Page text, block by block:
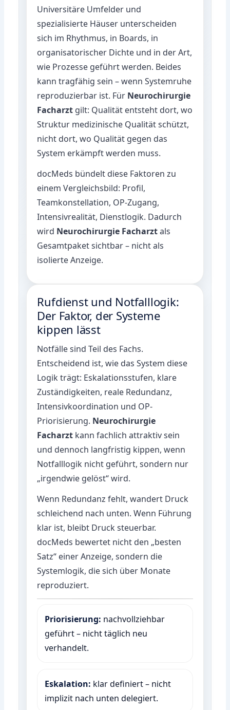
Universitäre Umfelder und
spezialisierte Häuser unterscheiden
sich im Rhythmus, in Boards, in
organisatorischer Dichte und in der Art,
wie Prozesse geführt werden. Beides
kann tragfähig sein – wenn Systemruhe
reproduzierbar ist. Für Neurochirurgie
Facharzt gilt: Qualität entsteht dort, wo
Struktur medizinische Qualität schützt,
nicht dort, wo Qualität gegen das
System erkämpft werden muss.
docMeds bündelt diese Faktoren zu
einem Vergleichsbild: Profil,
Teamkonstellation, OP-Zugang,
Intensivrealität, Dienstlogik. Dadurch
wird Neurochirurgie Facharztals
Gesamtpaket sichtbar – nicht als
isolierte Anzeige.
Rufdienst und Notfalllogik:
Der Faktor, der Systeme
kippen lässt
Notfälle sind Teil des Fachs.
Entscheidend ist, wie das System diese
Logik trägt: Eskalationsstufen, klare
Zuständigkeiten, reale Redundanz,
Intensivkoordination und OP-
Priorisierung. Neurochirurgie
Facharzt kann fachlich attraktiv sein
und dennoch langfristig kippen, wenn
Notfalllogik nicht geführt, sondern nur
„irgendwie gelöst“ wird.
Wenn Redundanz fehlt, wandert Druck
schleichend nach unten. Wenn Führung
klar ist, bleibt Druck steuerbar.
docMeds bewertet nicht den „besten
Satz“ einer Anzeige, sondern die
Systemlogik, die sich über Monate
reproduziert.
Priorisierung: nachvollziehbar
geführt – nicht täglich neu
verhandelt.
Eskalation: klar definiert – nicht
implizit nach unten delegiert.